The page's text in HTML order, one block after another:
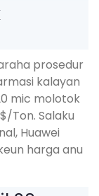
prosedur
kalayan
mic molotok
Ton. Salaku
Huawei
harga anu